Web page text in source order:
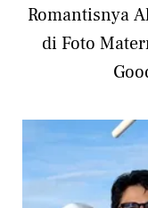
Romantisnya
di Foto